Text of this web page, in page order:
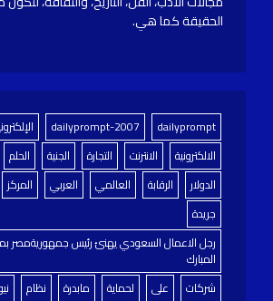
الحقيقة كما هي.
dailyprompt
dailyprompt-2007
الالكترونية
الانترنت التجارة الجنية الحلم
الدولار
الرقابة العالمي العربي المركز
جريدة
رجل الاعمال السعودي يهنئ رئيس جمهوريةمصر
المبارك
شركات
على لحماية مابدرة نظام